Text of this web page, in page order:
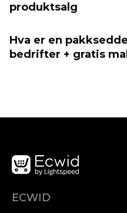
produktsalg
Hva er en
bedrifter + gratis mal
ECWID